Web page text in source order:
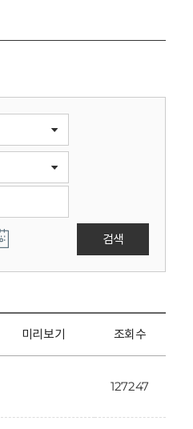
검색
미리보기 조회수
127247